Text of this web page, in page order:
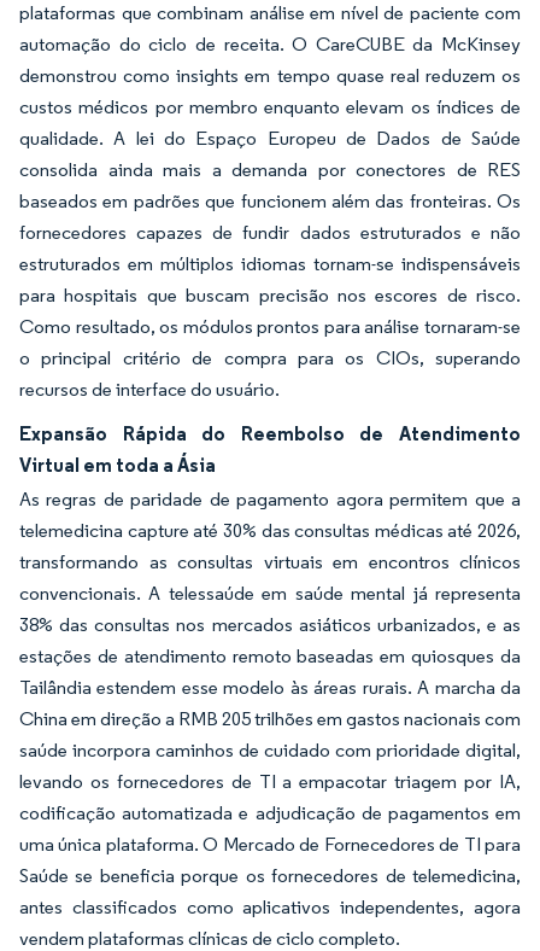
plataformas que combinam análise em nível de paciente com
automação do ciclo de receita. O CareCUBE da McKinsey
demonstrou como insights em tempo quase real reduzem os
custos médicos por membro enquanto elevam os índices de
qualidade. A lei do Espaço Europeu de Dados de Saúde
consolida ainda mais a demanda por conectores de RES
baseados em padrões que funcionem além das fronteiras. Os
fornecedores capazes de fundir dados estruturados e não
estruturados em múltiplos idiomas tornam-se indispensáveis
para hospitais que buscam precisão nos escores de risco.
Como resultado, os módulos prontos para análise tornaram-se
o principal critério de compra para os CIOs, superando
recursos de interface do usuário.
Expansão Rápida do Reembolso de Atendimento
Virtual em toda a Ásia
As regras de paridade de pagamento agora permitem que a
telemedicina capture até 30% das consultas médicas até 2026,
transformando as consultas virtuais em encontros clínicos
convencionais. A telessaúde em saúde mental já representa
38% das consultas nos mercados asiáticos urbanizados, e as
estações de atendimento remoto baseadas em quiosques da
Tailândia estendem esse modelo às áreas rurais. A marcha da
China em direção a RMB 205 trilhões em gastos nacionais com
saúde incorpora caminhos de cuidado com prioridade digital,
levando os fornecedores de TI a empacotar triagem por IA,
codificação automatizada e adjudicação de pagamentos em
uma única plataforma. O Mercado de Fornecedores de TI para
Saúde se beneficia porque os fornecedores de telemedicina,
antes classificados como aplicativos independentes, agora
vendem plataformas clínicas de ciclo completo.